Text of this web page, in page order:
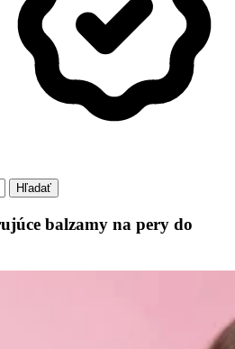
Hľadať
balzamy na pery do